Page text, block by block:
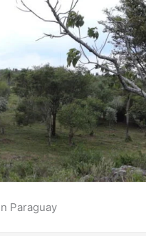
Paraguay